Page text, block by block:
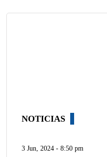
NOTICIAS
3 Jun, 2024 - 8:50 pm